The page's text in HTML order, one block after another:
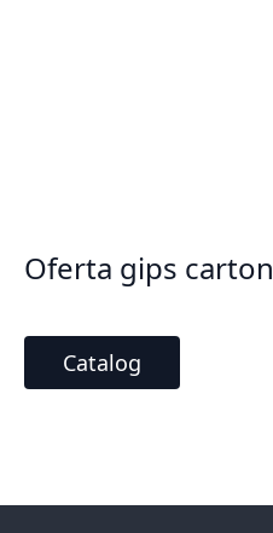
Oferta gips carton
Catalog